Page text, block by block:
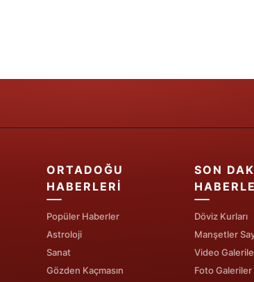
ORTADOĞU
HABERLERI
Popüler Haberler
Astroloji
Sanat
Gözden Kaçmasın
SON
Döviz Kurları
Manşetler
Video
Foto Galeriler